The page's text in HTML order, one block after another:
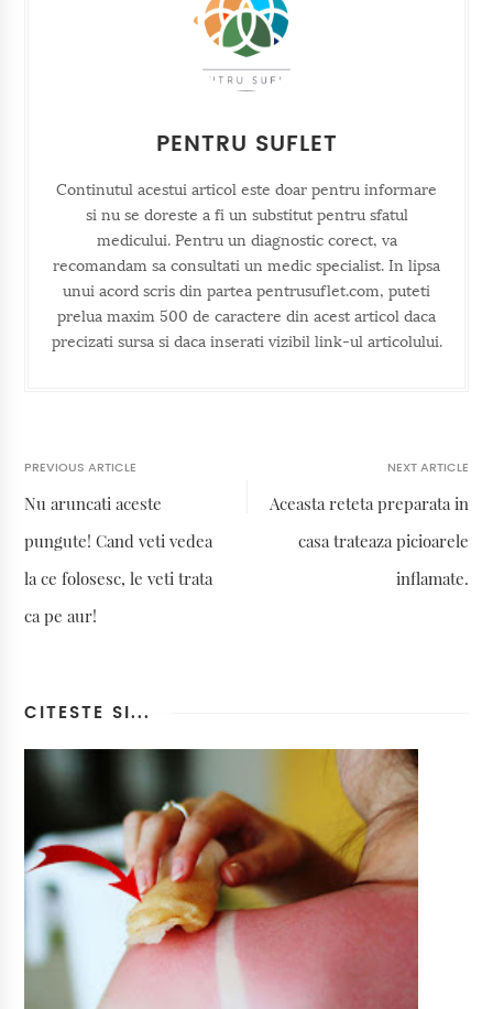
PENTRU SUFLET
Continutul acestui articol este doar pentru informare
si nu se doreste a fi un substitut pentru sfatul
medicului. Pentru un diagnostic corect, va
recomandam sa consultati un medic specialist. In lipsa
unui acord scris din partea pentrusuflet.com, puteti
prelua maxim 500 de caractere din acest articol daca
precizati sursa si daca inserati vizibil link-ul articolului.
PREVIOUS ARTICLE
Nu aruncati aceste
pungute! Cand veti vedea
la ce folosesc, le veti trata
ca pe aur!
NEXT ARTICLE
Aceasta reteta preparata in
casa trateaza picioarele
inflamate.
CITESTE SI...